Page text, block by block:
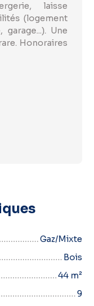
laisse
(logement
Une
Honoraires
Gaz/Mixte
Bois
44 m²
9